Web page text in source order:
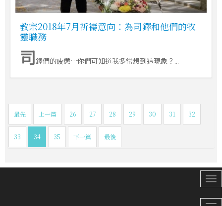
教宗2018年7月祈禱意向：為司鐸和他們的牧
靈職務
司鐸們的疲憊…你們可知道我多常想到這現象？...
最先 上一篇 26 27 28 29 30 31 32
33 34 35 下一篇 最後